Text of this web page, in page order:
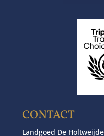
CONTACT
Landgoed De Holtweijde